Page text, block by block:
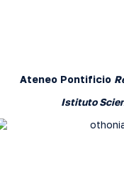
Ateneo Pontificio
Istituto